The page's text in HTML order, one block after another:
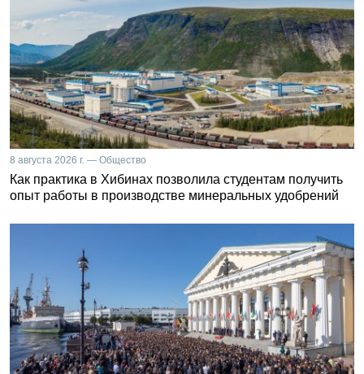
8 августа 2026 г. — Общество
Как практика в Хибинах позволила студентам получить
опыт работы в производстве минеральных удобрений